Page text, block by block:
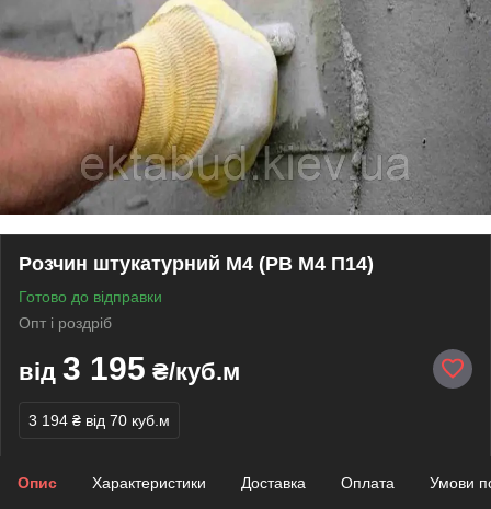
Розчин штукатурний М4 (РВ М4 П14)
Готово до відправки
Опт і роздріб
від 3 195 ₴/куб.м
3 194 ₴ від 70 куб.м
Опис Характеристики Доставка Оплата Умови